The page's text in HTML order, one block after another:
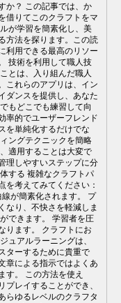
か？ この記事では、か
借りてこのクラフトをマ
が学習を簡素化し、美
方法を探ります。この読
利用できる最高のリソー
技術を利用して職人技
とは、入り組んだ職人
これらのアプリは、イン
ダンスを提供し、あなた
もどこでも練習して向
率的でユーザーフレンド
を単純化するだけでな
ングテクニックを簡略
適用することは大変で
理しやすいステップに分
する 複雑なクラフトパ
を考えてみてください：
が簡素化されます。 プ
なり、不快さを軽減しま
できます。 学習者を圧
ります。 クラフトにお
ュアルラーニングは、
ターするために貴重で
章による指示ではよくあ
す。 この方法を使え
レイすることができ、
らゆるレベルのクラフタ